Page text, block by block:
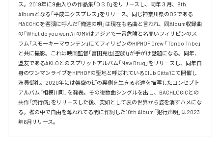
ス。2019年に9曲入りの作品集「O.S.D」をリリースし、同年３月、9th
Albumとなる「平成エクスプレス」をリリース。同じ神奈川県のOGである
MACCHOを客演に呼んだ「俺達の唄」は現在も名曲と言われ、同Album収録曲
の「What do you want?」のMVはアジアで一番危険と名高いフィリピンのス
ラム「スモーキーマウンテン」にてフィリピンのHIPHOP Crew 「Tondo Tribe」
と共に撮影。これは映画監督「富田克也(空族)」が手がけ話題になる。同年、
盟友であるAKLOとのスプリットアルバム「New Drug」をリリースし、同年自
身のワンマンライブをHIPHOPの聖地と呼ばれているClub Citta’にて開催し
満員御礼。2020年には架空の街の裏側を生きる者達を描写したコンセプト
アルバム「相模川町」を発表。その後数曲シングルを出し、BACHLOGICとの
共作「流行病」をリリースした後、突如として表の世界から姿を消すハメにな
る。檻の中で自由を奪われてる間に作詞した10th Album「犯行声明」は2023
年6月リリース。